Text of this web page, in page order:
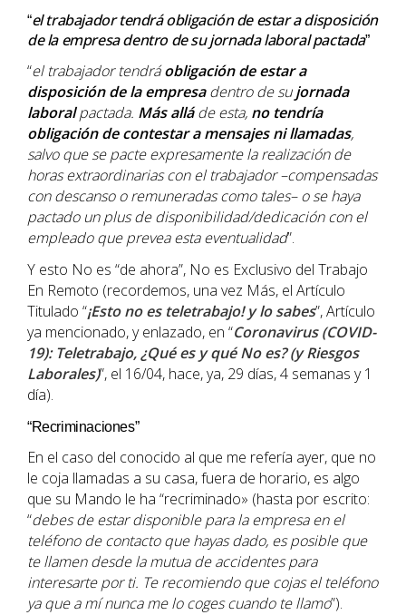
“el trabajador tendrá obligación de estar a disposición
de la empresa dentro de su jornada laboral pactada”
“el trabajador tendráobligación de estar a
disposición de la empresadentro de sujornada
laboralpactada. Más alláde esta, no tendría
obligación de contestar a mensajes ni llamadas,
salvo que se pacte expresamente la realización de
horas extraordinarias con el trabajador –compensadas
con descanso o remuneradas como tales– o se haya
pactado un plus de disponibilidad/dedicación con el
empleado que prevea esta eventualidad”.
Y esto No es “de ahora”, No es Exclusivo del Trabajo
En Remoto (recordemos, una vez Más, el Artículo
Titulado “¡Esto no es teletrabajo! y lo sabes”, Artículo
ya mencionado, y enlazado, en “Coronavirus (COVID-
19): Teletrabajo, ¿Qué es y qué No es? (y Riesgos
Laborales)”, el 16/04, hace, ya, 29 días, 4 semanas y 1
día).
“Recriminaciones”
En el caso del conocido al que me refería ayer, que no
le coja llamadas a su casa, fuera de horario, es algo
que su Mando le ha “recriminado» (hasta por escrito:
“debes de estar disponible para la empresa en el
teléfono de contacto que hayas dado, es posible que
te llamen desde la mutua de accidentes para
interesarte por ti. Te recomiendo que cojas el teléfono
ya que a mí nunca me lo coges cuando te llamo”).